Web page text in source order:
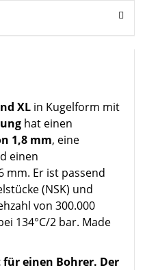
XL in Kugelform mit
hat einen
1,8 mm, eine
einen
mm. Er ist passend
(NSK) und
von 300.000
134°C/2 bar. Made
für einen Bohrer. Der